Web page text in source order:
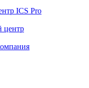
ICS Pro
центр